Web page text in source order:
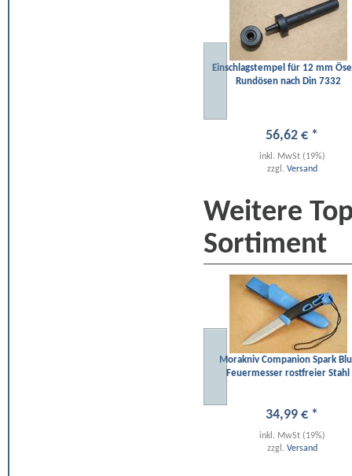
Einschlagstempel für 12 mm
Rundösen nach Din 7332
56,62 € *
inkl. MwSt (19%)
zzgl. Versand
Weitere
Sortiment
Morakniv Companion Spark
Feuermesser rostfreier Stahl
34,99 € *
inkl. MwSt (19%)
zzgl. Versand